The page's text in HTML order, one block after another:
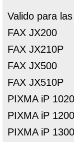
Valido para
FAX JX200
FAX JX210P
FAX JX500
FAX JX510P
PIXMA iP 1020
PIXMA iP 1200
PIXMA iP 1300